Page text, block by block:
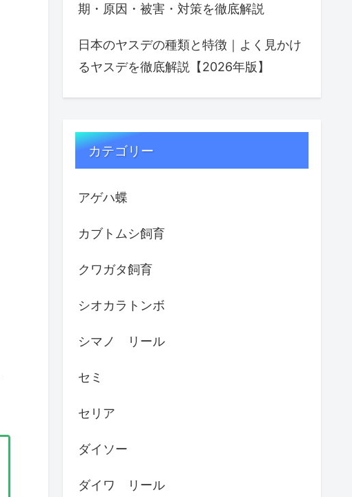
期・原因・被害・対策を徹底解説
日本のヤスデの種類と特徴｜よく見かけ
るヤスデを徹底解説【2026年版】
カテゴリー
アゲハ蝶
カブトムシ飼育
クワガタ飼育
シオカラトンボ
シマノ リール
セミ
セリア
ダイソー
ダイワ リール